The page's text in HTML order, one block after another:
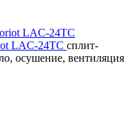
LAC-24TC сплит-
осушение, вентиляция